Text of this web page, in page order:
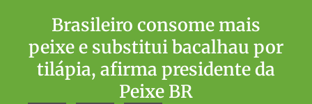
Brasileiro consome mais
peixe e substitui bacalhau por
tilápia, afirma presidente da
Peixe BR